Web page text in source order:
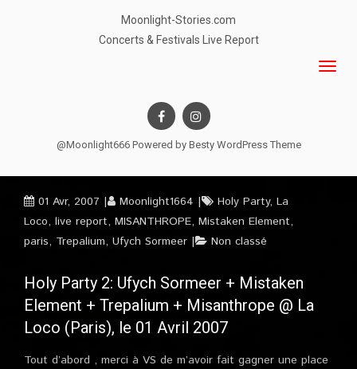
Moonlight-Stories.com
Concerts & Festivals Live Report
@Moonlight666 Powered by Besty WordPress Theme
01 Avr, 2007 Moonlight1664 Holy Party, La
Loco, live report, MISANTHROPE, Mistaken Element,
paris, Trepalium, Ufych Sormeer Non classé
Holy Party 2: Ufych Sormeer + Mistaken
Element + Trepalium + Misanthrope @ La
Loco (Paris), le 01 Avril 2007
Tout d’abord , merci à VS de m’avoir fait gagner une place